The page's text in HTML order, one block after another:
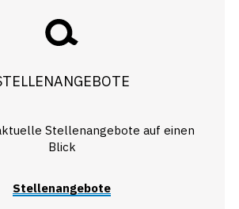
Stellenangebote auf einen
Blick
Stellenangebote